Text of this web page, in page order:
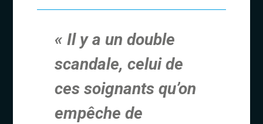
« Il y a un double
scandale, celui de
ces soignants qu’on
empêche de